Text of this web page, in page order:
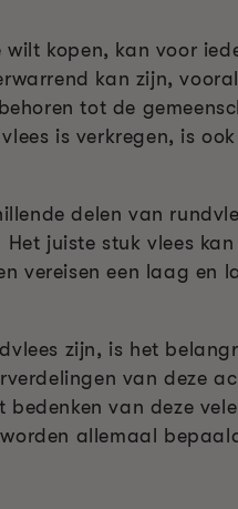
wilt kopen, kan voor
kan zijn,
tot de
is verkregen, is
delen van
juiste stuk vlees
vereisen een laag en
zijn, is het
van deze
bedenken van deze
allemaal